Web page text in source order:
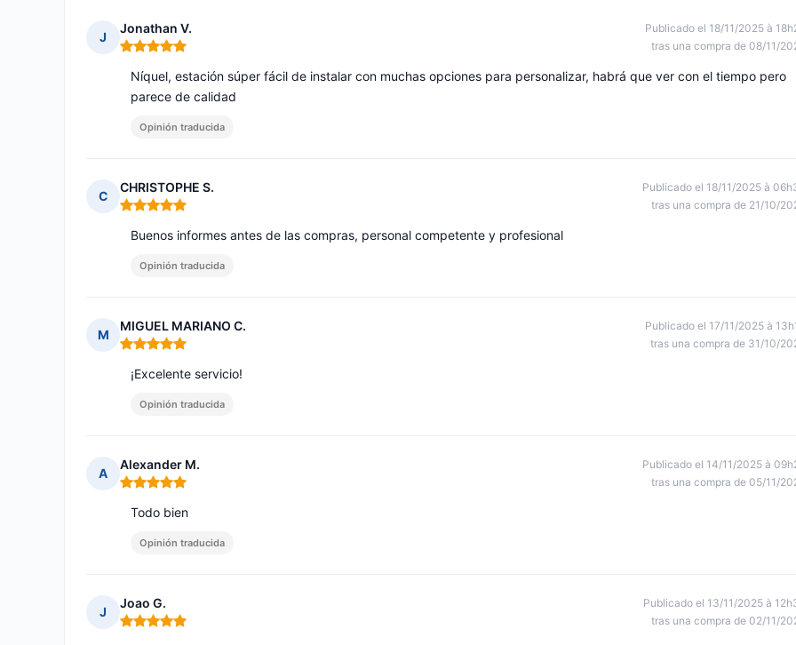
J
Jonathan V.
Nota: 5 de 5
Publicado el 18/11/2025 à
tras una compra de 08/11/
Níquel, estación súper fácil de instalar con muchas opciones para personalizar, habrá que ver con el tiempo pero
parece de calidad
Opinión traducida
C
CHRISTOPHE S.
Nota: 5 de 5
Publicado el 18/11/2025 à
tras una compra de 21/10/
Buenos informes antes de las compras, personal competente y profesional
Opinión traducida
M
MIGUEL MARIANO C.
Nota: 5 de 5
Publicado el 17/11/2025 à
tras una compra de 31/10/
¡Excelente servicio!
Opinión traducida
A
Alexander M.
Nota: 5 de 5
Publicado el 14/11/2025 à
tras una compra de 05/11/
Todo bien
Opinión traducida
J
Joao G.
Nota: 5 de 5
Publicado el 13/11/2025 à
tras una compra de 02/11/